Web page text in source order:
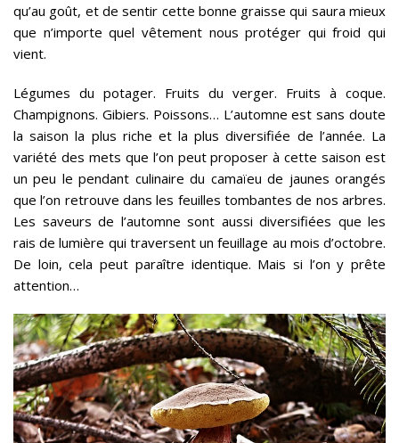
qu’au goût, et de sentir cette bonne graisse qui saura mieux
que n’importe quel vêtement nous protéger qui froid qui
vient.
Légumes du potager. Fruits du verger. Fruits à coque.
Champignons. Gibiers. Poissons… L’automne est sans doute
la saison la plus riche et la plus diversifiée de l’année. La
variété des mets que l’on peut proposer à cette saison est
un peu le pendant culinaire du camaïeu de jaunes orangés
que l’on retrouve dans les feuilles tombantes de nos arbres.
Les saveurs de l’automne sont aussi diversifiées que les
rais de lumière qui traversent un feuillage au mois d’octobre.
De loin, cela peut paraître identique. Mais si l’on y prête
attention…